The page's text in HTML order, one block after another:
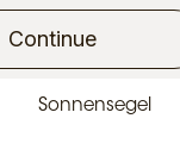
Continue
Sonnensegel